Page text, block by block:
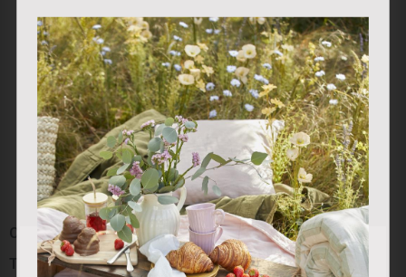
Colección “Red Berry”:
Termo Blanco Berry (800
Colección “Red Berry”:
Mug Porcelana
Utilizamos cookies propias y de terceros para analizar
nuestros servicios y mostrarle publicidad relacionada con